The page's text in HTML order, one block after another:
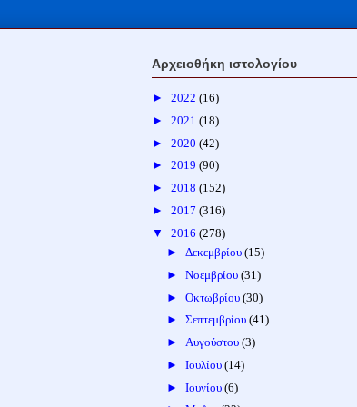
Αρχειοθήκη ιστολογίου
► 2022 (16)
► 2021 (18)
► 2020 (42)
► 2019 (90)
► 2018 (152)
► 2017 (316)
▼ 2016 (278)
► Δεκεμβρίου (15)
► Νοεμβρίου (31)
► Οκτωβρίου (30)
► Σεπτεμβρίου (41)
► Αυγούστου (3)
► Ιουλίου (14)
► Ιουνίου (6)